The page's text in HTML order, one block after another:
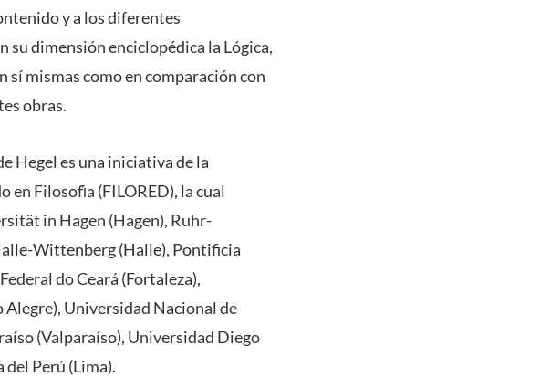
y a los diferentes
su dimensión enciclopédica la Lógica,
mismas como en comparación con
obras.
Hegel es una iniciativa de la
Filosofı́a (FILORED), la cual
in Hagen (Hagen), Ruhr-
Wittenberg (Halle), Pontificia
do Ceará (Fortaleza),
Universidad Nacional de
(Valparaíso), Universidad Diego
Perú (Lima).